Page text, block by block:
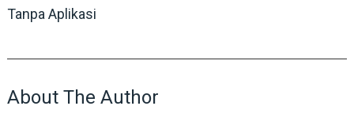
Tanpa Aplikasi
About The Author